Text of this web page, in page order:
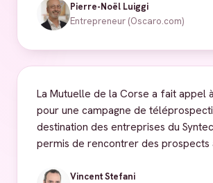
Pierre-Noël Luiggi
Entrepreneur (Oscaro.com)
La Mutuelle de la Corse a fait appel
pour une campagne de
destination des entreprises du
permis de rencontrer des prospects
Vincent Stefani